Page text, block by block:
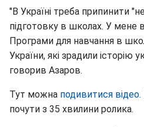
"В Україні треба припинити
підготовку в школах. У мене
Програми для навчання в
України, які зрадили історію
говорив Азаров.
Тут можна подивитися відео.
почути з 35 хвилини ролика.